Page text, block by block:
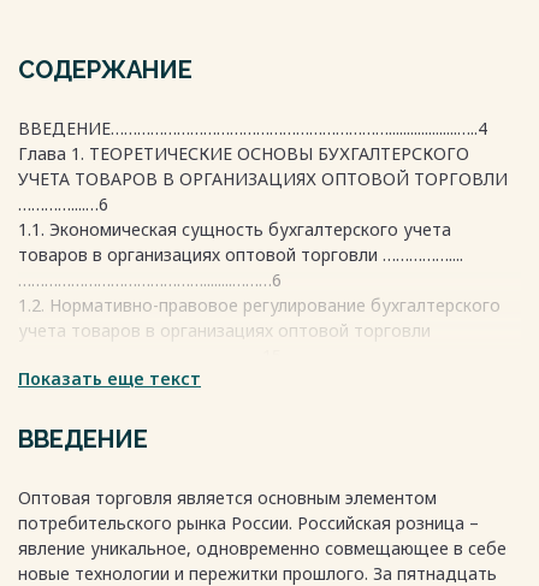
СОДЕРЖАНИЕ
ВВЕДЕНИЕ………………………………………………………...................…..4
Глава 1. ТЕОРЕТИЧЕСКИЕ ОСНОВЫ БУХГАЛТЕРСКОГО
УЧЕТА ТОВАРОВ В ОРГАНИЗАЦИЯХ ОПТОВОЙ ТОРГОВЛИ
…………....…6
1.1. Экономическая сущность бухгалтерского учета
товаров в организациях оптовой торговли ……………....
……………………………………........………6
1.2. Нормативно-правовое регулирование бухгалтерского
учета товаров в организациях оптовой торговли
1.3. Раскрытие информации учета товаров в организациях
МСФО………………..................................................................................…22
Глава 2. БУХГАЛТЕРСКИЙ УЧЕТ ТОВАРОВ В ОРГАНИЗАЦИИ
«ДИОГЕН»....................35
2.1. Организационно–экономическая характеристика
организации ООО
Показать еще текст
ВВЕДЕНИЕ
Оптовая торговля является основным элементом
потребительского рынка России. Российская розница –
явление уникальное, одновременно совмещающее в себе
новые технологии и пережитки прошлого. За пятнадцать